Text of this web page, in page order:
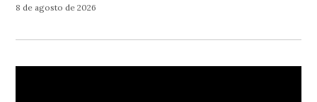
8 de agosto de 2026